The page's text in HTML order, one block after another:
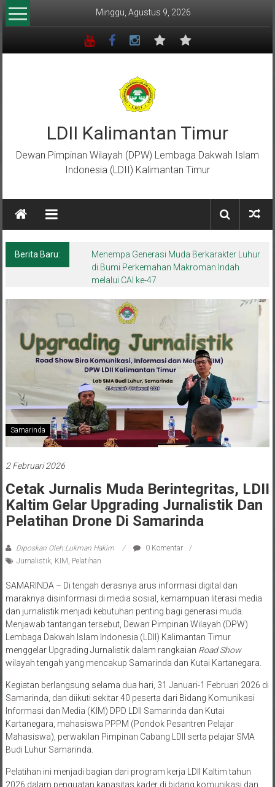
Lompat
ke
Minggu, Agustus 9, 2026
LDII Kalimantan Timur
Dewan Pimpinan Wilayah (DPW) Lembaga Dakwah Islam
Indonesia (LDII) Kalimantan Timur
Berita Baru:
Menempa Generasi Muda Berkarakter Luhur
di Bumi Perkemahan Makroman Indah
melalui CAI ke-47
Samarinda
2 Februari 2026
Cetak Jurnalis Muda Berintegritas, LDII
Kaltim Gelar Upgrading Jurnalistik Dan
Pelatihan Drone Di Samarinda
Diposkan Oleh:Lukman Hakim
0 Komentar
Jurnalistik, KIM Pelatihan
SAMARINDA – Di tengah derasnya arus informasi digital dan
maraknya disinformasi di media sosial, kemampuan literasi media
dan jurnalistik menjadi kebutuhan penting bagi generasi muda.
Menjawab tantangan tersebut, Dewan Pimpinan Wilayah (DPW)
Lembaga Dakwah Islam Indonesia (LDII) Kalimantan Timur
menggelar Upgrading Jurnalistik dalam rangkaian Road Show
wilayah tengah yang mencakup Samarinda dan Kutai Kartanegara.
Kegiatan berlangsung selama dua hari, 31 Januari-1 Februari 2026 di
Samarinda, dan diikuti sekitar 40 peserta dari Bidang Komunikasi
Informasi dan Media (KIM) DPD LDII Samarinda dan Kutai
Kartanegara, mahasiswa PPPM (Pondok Pesantren Pelajar
Mahasiswa), perwakilan Pimpinan Cabang LDII serta pelajar SMA
Budi Luhur Samarinda.
Pelatihan ini menjadi bagian dari program kerja LDII Kaltim tahun
2026 dalam penguatan kapasitas kader di bidang komunikasi dan